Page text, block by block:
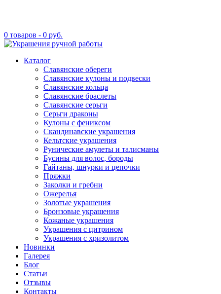
0 товаров - 0 руб.
Каталог
Славянские обереги
Славянские кулоны и подвески
Славянские кольца
Славянские браслеты
Славянские серьги
Серьги драконы
Кулоны с фениксом
Скандинавские украшения
Кельтские украшения
Рунические амулеты и талисманы
Бусины для волос, бороды
Гайтаны, шнурки и цепочки
Пряжки
Заколки и гребни
Ожерелья
Золотые украшения
Бронзовые украшения
Кожаные украшения
Украшения с цитрином
Украшения с хризолитом
Новинки
Галерея
Блог
Статьи
Отзывы
Контакты